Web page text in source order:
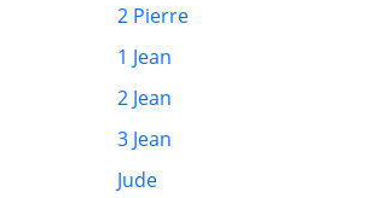
2 Pierre
1 Jean
2 Jean
3 Jean
Jude